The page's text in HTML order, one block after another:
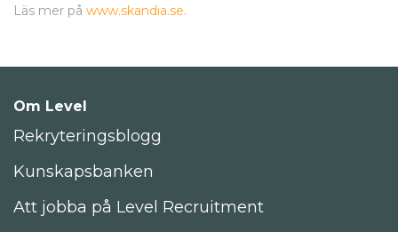
Läs mer på www.skandia.se.
Om Level
Rekryteringsblogg
Kunskapsbanken
Att jobba på Level Recruitment